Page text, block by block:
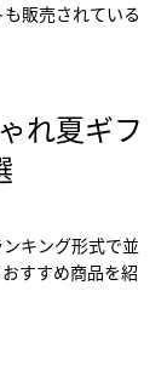
販売されている
れ夏ギフ
キング形式で並
すすめ商品を紹